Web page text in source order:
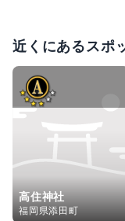
近くにあるスポ
高住神社
福岡県添田町